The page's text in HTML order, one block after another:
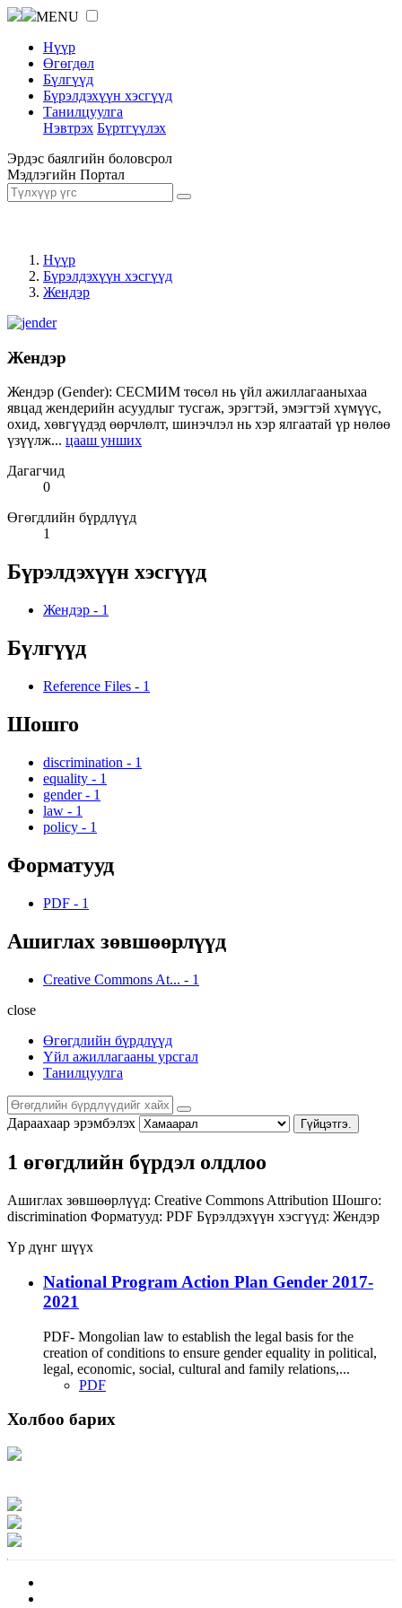
MENU
Нүүр
Өгөгдөл
Бүлгүүд
Бүрэлдэхүүн хэсгүүд
Танилцуулга
Нэвтрэх Бүртгүүлэх
Эрдэс баялгийн боловсрол
Мэдлэгийн Портал
Нүүр
Бүрэлдэхүүн хэсгүүд
Жендэр
Жендэр
Жендэр (Gender): СЕСМИМ төсөл нь үйл ажиллагааныхаа
явцад жендерийн асуудлыг тусгаж, эрэгтэй, эмэгтэй хүмүүс,
охид, хөвгүүдэд өөрчлөлт, шинэчлэл нь хэр ялгаатай үр нөлөө
үзүүлж... цааш унших
Дагагчид
0
Өгөгдлийн бүрдлүүд
1
Бүрэлдэхүүн хэсгүүд
Жендэр - 1
Бүлгүүд
Reference Files - 1
Шошго
discrimination - 1
equality - 1
gender - 1
law - 1
policy - 1
Форматууд
PDF - 1
Ашиглах зөвшөөрлүүд
Creative Commons At... - 1
close
Өгөгдлийн бүрдлүүд
Үйл ажиллагааны урсгал
Танилцуулга
Дараахаар эрэмбэлэх Гүйцэтгэ.
1 өгөгдлийн бүрдэл олдлоо
Ашиглах зөвшөөрлүүд: Creative Commons Attribution Шошго:
discrimination Форматууд: PDF Бүрэлдэхүүн хэсгүүд: Жендэр
Үр дүнг шүүх
National Program Action Plan Gender 2017-
2021
PDF- Mongolian law to establish the legal basis for the
creation of conditions to ensure gender equality in political,
legal, economic, social, cultural and family relations,...
PDF
Холбоо барих